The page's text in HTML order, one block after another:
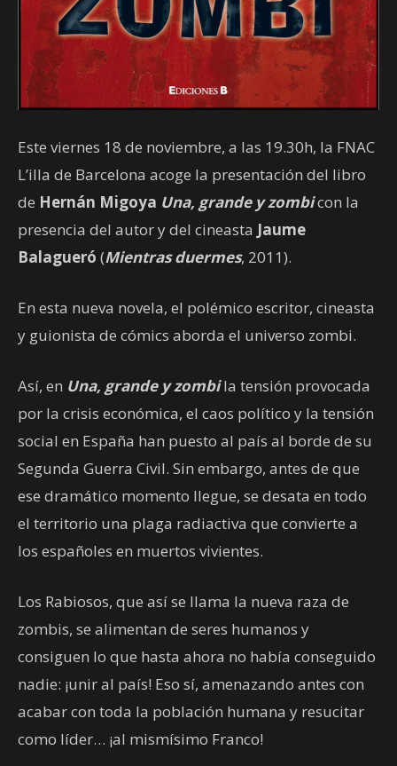
Este viernes 18 de noviembre, a las 19.30h, la FNAC
L’illa de Barcelona acoge la presentación del libro
de Hernán Migoya Una, grande y zombicon la
presencia del autor y del cineasta Jaume
Balagueró (Mientras duermes, 2011).
En esta nueva novela, el polémico escritor, cineasta
y guionista de cómics aborda el universo zombi.
Así, en Una, grande y zombila tensión provocada
por la crisis económica, el caos político y la tensión
social en España han puesto al país al borde de su
Segunda Guerra Civil. Sin embargo, antes de que
ese dramático momento llegue, se desata en todo
el territorio una plaga radiactiva que convierte a
los españoles en muertos vivientes.
Los Rabiosos, que así se llama la nueva raza de
zombis, se alimentan de seres humanos y
consiguen lo que hasta ahora no había conseguido
nadie: ¡unir al país! Eso sí, amenazando antes con
acabar con toda la población humana y resucitar
como líder… ¡al mismísimo Franco!